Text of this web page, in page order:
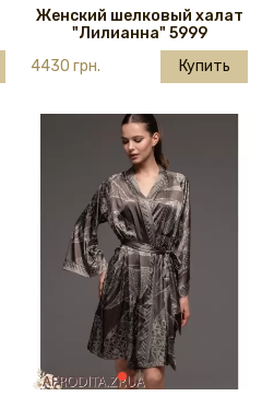
Женский шелковый халат
"Лилианна" 5999
4430 грн.
Купить